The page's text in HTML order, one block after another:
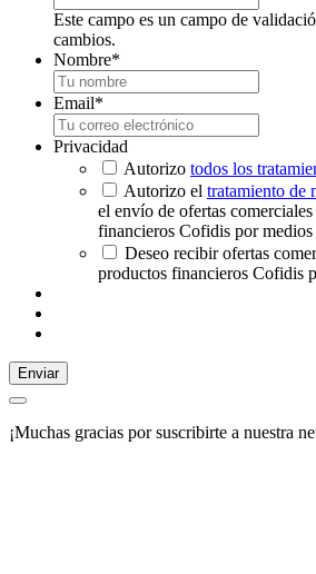
Este campo es un campo de
cambios.
Nombre*
Email*
Privacidad
Autorizo todos los
Autorizo el tratamiento de
el envío de ofertas
financieros Cofidis por medios
Deseo recibir ofertas
productos financieros Cofidis
Enviar
¡Muchas gracias por suscribirte a nuestra